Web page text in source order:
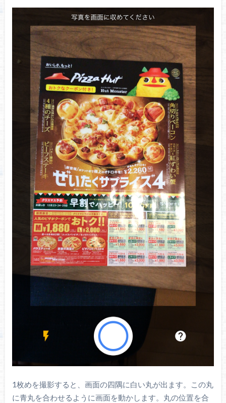
1枚めを撮影すると、画面の四隅に白い丸が出ます。この丸
に青丸を合わせるように画面を動かします。丸の位置を合